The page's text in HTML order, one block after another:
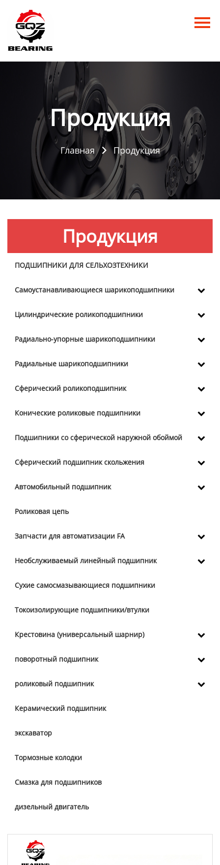
Главная
Продукция
Новости
Контакты Продукция
Главная  Продукция
Продукция
ПОДШИПНИКИ ДЛЯ СЕЛЬХОЗТЕХНИКИ
Самоустанавливающиеся шарикоподшипники
Цилиндрические роликоподшипники
Радиально-упорные шарикоподшипники
Радиальные шарикоподшипники
Сферический роликоподшипник
Конические роликовые подшипники
Подшипники со сферической наружной обоймой
Сферический подшипник скольжения
Автомобильный подшипник
Роликовая цепь
Запчасти для автоматизации FA
Необслуживаемый линейный подшипник
Сухие самосмазывающиеся подшипники
Токоизолирующие подшипники/втулки
Крестовина (универсальный шарнир)
поворотный подшипник
роликовый подшипник
Керамический подшипник
экскаватор
Тормозные колодки
Смазка для подшипников
дизельный двигатель